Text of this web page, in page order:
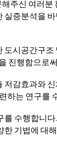
주신 여러분
실증분석을
시공간구
진행함으로
감효과와
하는 연구를
수행합니
기법에 대